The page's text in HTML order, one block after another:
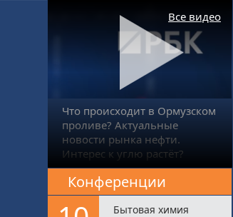
Что происходит в Ормузском
проливе? Актуальные
новости рынка нефти.
Интерес к углю растёт?
Все видео
Конференции
Бытовая химия